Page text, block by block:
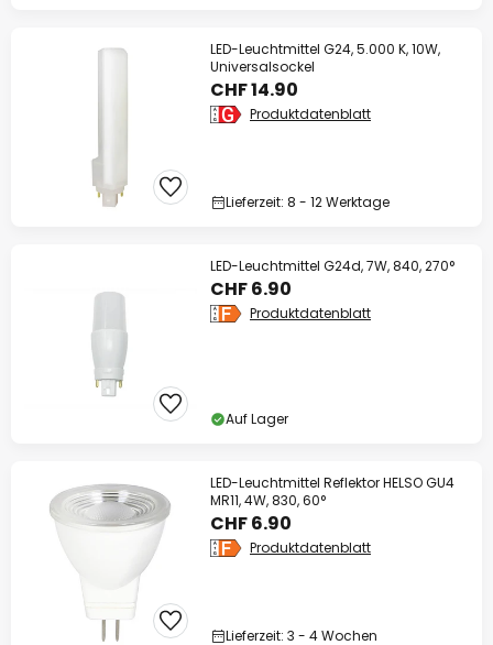
LED-Leuchtmittel G24, 5.000 K, 10W,
Universalsockel
CHF 14.90
Produktdatenblatt
Lieferzeit: 8 - 12 Werktage
LED-Leuchtmittel G24d, 7W, 840, 270°
CHF 6.90
Produktdatenblatt
Auf Lager
LED-Leuchtmittel Reflektor HELSO GU4
MR11, 4W, 830, 60°
CHF 6.90
Produktdatenblatt
Lieferzeit: 3 - 4 Wochen